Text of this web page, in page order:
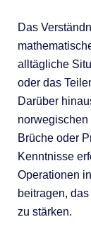
Das
alltägliche
oder das
Darüber
Brüche oder
Kenntnisse
Operationen
beitragen,
zu stärken.